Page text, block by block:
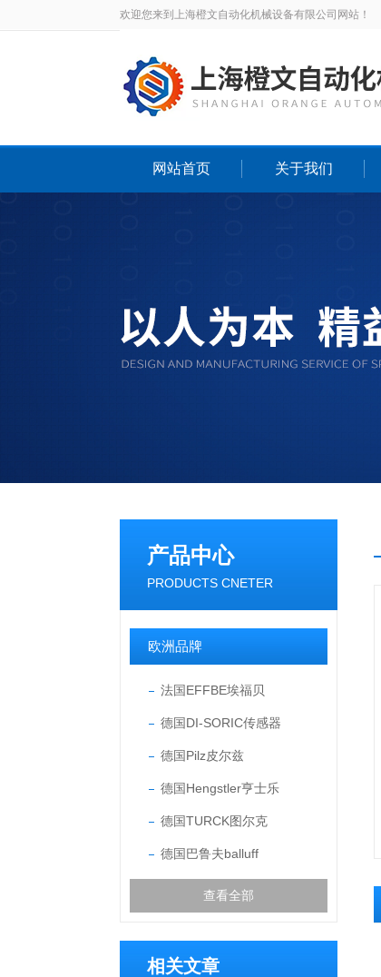
欢迎您来到上海橙文自动化机械设备有限公司网站！
网站首页 关于我们
产品中心
PRODUCTS CNETER
欧洲品牌
法国EFFBE埃福贝
德国DI-SORIC传感器
德国Pilz皮尔兹
德国Hengstler亨士乐
德国TURCK图尔克
德国巴鲁夫balluff
查看全部
相关文章